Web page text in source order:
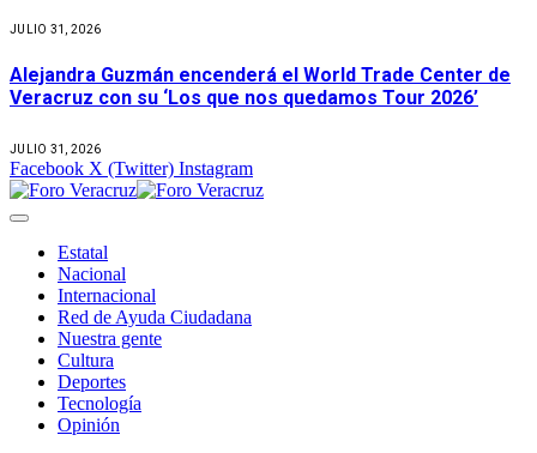
JULIO 31, 2026
Alejandra Guzmán encenderá el World Trade Center de
Veracruz con su ‘Los que nos quedamos Tour 2026’
JULIO 31, 2026
Facebook X (Twitter) Instagram
Estatal
Nacional
Internacional
Red de Ayuda Ciudadana
Nuestra gente
Cultura
Deportes
Tecnología
Opinión